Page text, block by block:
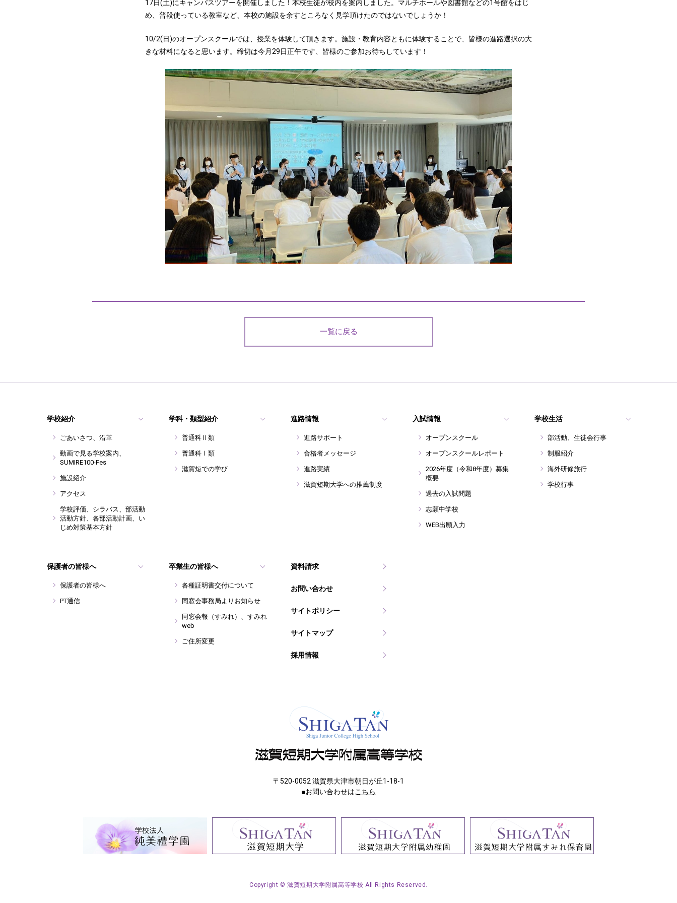
17日(土)にキャンパスツアーを開催しました！本校生徒が校内を案内しました。マルチホールや図書館などの1号館をはじ
め、普段使っている教室など、本校の施設を余すところなく見学頂けたのではないでしょうか！
10/2(日)のオープンスクールでは、授業を体験して頂きます。施設・教育内容ともに体験することで、皆様の進路選択の大
きな材料になると思います。締切は今月29日正午です、皆様のご参加お待ちしています！
一覧に戻る
学校紹介
ごあいさつ、沿革
動画で見る学校案内、
SUMIRE100-Fes
施設紹介
アクセス
学校評価、シラバス、部活動
活動方針、各部活動計画、い
じめ対策基本方針
学科・類型紹介
普通科Ⅱ類
普通科Ⅰ類
滋賀短での学び
進路情報
進路サポート
合格者メッセージ
進路実績
滋賀短期大学への推薦制度
入試情報
オープンスクール
オープンスクールレポート
2026年度（令和8年度）募集
概要
過去の入試問題
志願中学校
WEB出願入力
学校生活
部活動、生徒会行事
制服紹介
海外研修旅行
学校行事
保護者の皆様へ
保護者の皆様へ
PT通信
卒業生の皆様へ
各種証明書交付について
同窓会事務局よりお知らせ
同窓会報（すみれ）、すみれ
web
ご住所変更
資料請求
お問い合わせ
サイトポリシー
サイトマップ
採用情報
〒520-0052 滋賀県大津市朝日が丘1-18-1
■お問い合わせはこちら
Copyright © 滋賀短期大学附属高等学校 All Rights Reserved.